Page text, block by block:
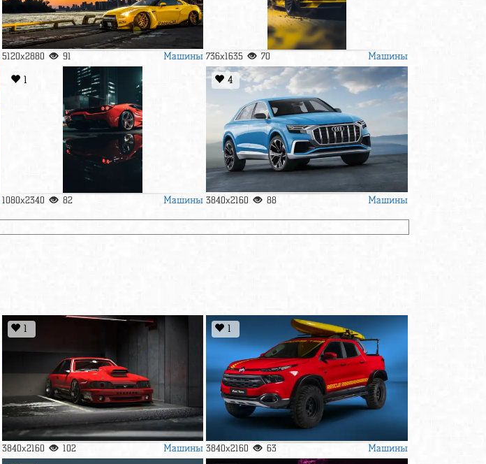
5120x2880 91 Машины 736x1635 70
Машины
1
1080x2340 82 Машины
4
3840x2160 88 Машины
1
3840x2160 102 Машины
1
3840x2160 63
Машины